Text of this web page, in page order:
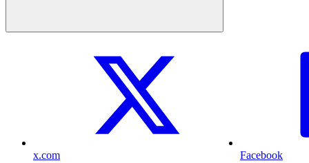
x.com Facebook